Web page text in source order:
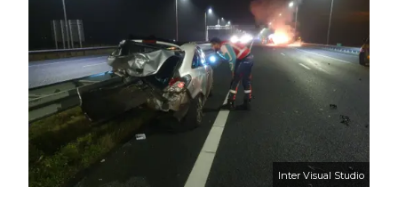
Inter Visual Studio